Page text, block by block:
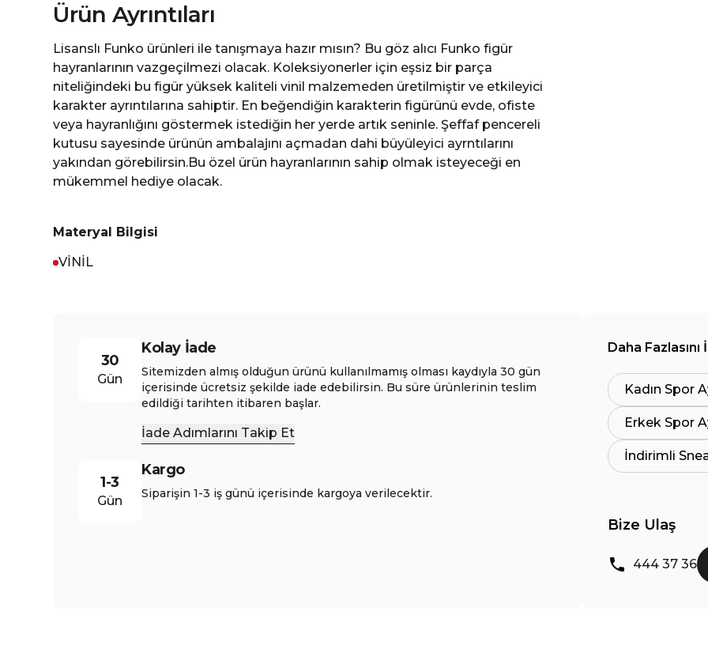
Ürün Ayrıntıları
Lisanslı Funko ürünleri ile tanışmaya hazır mısın? Bu göz alıcı Funko figür
hayranlarının vazgeçilmezi olacak. Koleksiyonerler için eşsiz bir parça
niteliğindeki bu figür yüksek kaliteli vinil malzemeden üretilmiştir ve etkileyici
karakter ayrıntılarına sahiptir. En beğendiğin karakterin figürünü evde, ofiste
veya hayranlığını göstermek istediğin her yerde artık seninle. Şeffaf pencereli
kutusu sayesinde ürünün ambalajını açmadan dahi büyüleyici ayrntılarını
yakından görebilirsin.Bu özel ürün hayranlarının sahip olmak isteyeceği en
mükemmel hediye olacak.
Materyal Bilgisi
VİNİL
30
Gün
Kolay İade
Sitemizden almış olduğun ürünü kullanılmamış olması kaydıyla 30 gün
içerisinde ücretsiz şekilde iade edebilirsin. Bu süre ürünlerinin teslim
edildiği tarihten itibaren başlar.
İade Adımlarını Takip Et
1-3
Gün
Kargo
Siparişin 1-3 iş günü içerisinde kargoya verilecektir.
Daha Fazlasını
Kadın Spor
Erkek Spor
İndirimli
Bize Ulaş
444 37 36